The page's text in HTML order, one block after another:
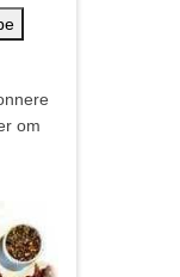
om